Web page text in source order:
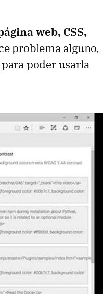
web, CSS,
problema alguno,
poder usarla